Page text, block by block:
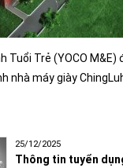
Tuổi Trẻ (YOCO
nhà máy giày
25/12/2025
Thông tin tuyển